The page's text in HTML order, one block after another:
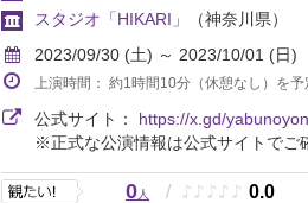
スタジオ「HIKARI」
（神奈川県）
2023/09/30 (土) ～ 2023/10/01 (日)
上演時間： 約1時間10分（休憩なし）を予
公式サイト： https://x.gd/
※正式な公演情報は公式サイトでご
0人 / ♪ ♪ ♪ ♪ ♪ 0.0